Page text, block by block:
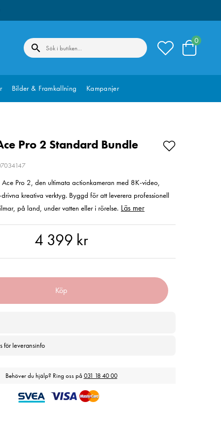
0
Bilder & Framkallning Kampanjer
Pro 2 Standard Bundle
Pro 2, den ultimata actionkameran med 8K-video,
kreativa verktyg. Byggd för att leverera professionell
på land, under vatten eller i rörelse. Läs mer
4 399 kr
Köp
för leveransinfo
Behöver du hjälp? Ring oss på 031 18 40 00